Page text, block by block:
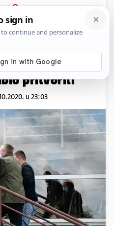
PRIJAVA
Komentari
imao bombe,
pritvoriti
u 23:03